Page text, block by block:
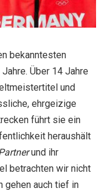
bekanntesten
Über 14 Jahre
und
ehrgeizige
führt sie ein
heraushält
und ihr
betrachten wir nicht
gehen auch tief in